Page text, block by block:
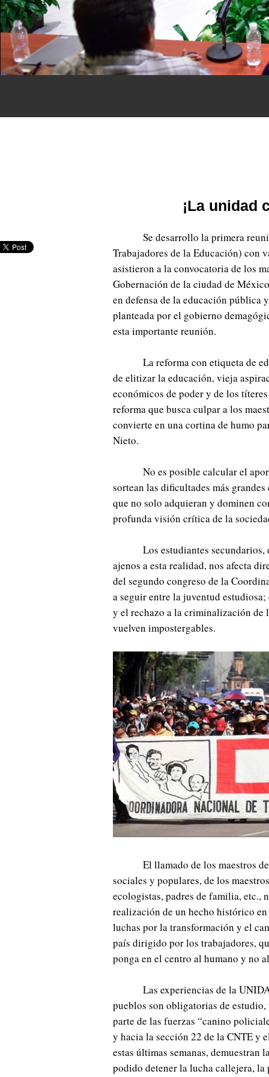
¡La unidad
Se desarrollo la primera
Trabajadores de la Educación) con
asistieron a la convocatoria de los
Gobernación de la ciudad de
en defensa de la educación pública
planteada por el gobierno
esta importante reunión.
La reforma con etiqueta de
de elitizar la educación, vieja
económicos de poder y de los
reforma que busca culpar a los
convierte en una cortina de humo
Nieto.
No es posible calcular el
sortean las dificultades más
que no solo adquieran y dominen
profunda visión crítica de la
Los estudiantes
ajenos a esta realidad, nos afecta
del segundo congreso de la
a seguir entre la juventud
y el rechazo a la criminalización de
vuelven impostergables.
El llamado de los maestros
sociales y populares, de los
ecologistas, padres de familia, etc.,
realización de un hecho histórico
luchas por la transformación y el
país dirigido por los trabajadores,
ponga en el centro al humano y no
Las experiencias de la
pueblos son obligatorias de
parte de las fuerzas “canino
y hacia la sección 22 de la CNTE y
estas últimas semanas, demuestran
podido detener la lucha callejera,